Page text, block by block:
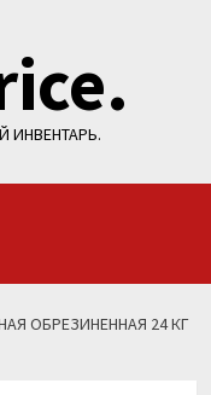
ИНВЕНТАРЬ.
ОБРЕЗИНЕННАЯ 24 КГ